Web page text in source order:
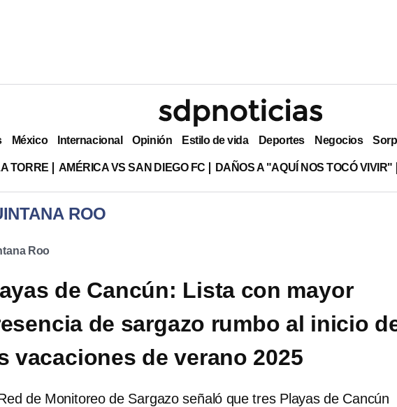
México Internacional Opinión Estilo de vida Deportes Negocios
TORRE AMÉRICA VS SAN DIEGO FC DAÑOS A "AQUÍ NOS TOCÓ VIVIR"
ROO
Roo
de Cancún: Lista con mayor
de sargazo rumbo al inicio
vacaciones de verano 2025
de Monitoreo de Sargazo señaló que tres Playas de Cancún